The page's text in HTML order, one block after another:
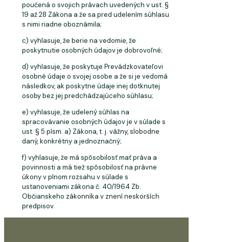
poučená o svojich právach uvedených v ust. §
19 až 28 Zákona a že sa pred udelením súhlasu
s nimi riadne oboznámila;
c) vyhlasuje, že berie na vedomie, že
poskytnutie osobných údajov je dobrovoľné;
d) vyhlasuje, že poskytuje Prevádzkovateľovi
osobné údaje o svojej osobe a že si je vedomá
následkov, ak poskytne údaje inej dotknutej
osoby bez jej predchádzajúceho súhlasu;
e) vyhlasuje, že udelený súhlas na
spracovávanie osobných údajov je v súlade s
ust. § 5 písm. a) Zákona, t. j. vážny, slobodne
daný, konkrétny a jednoznačný;
f) vyhlasuje, že má spôsobilosť mať práva a
povinnosti a má tiež spôsobilosť na právne
úkony v plnom rozsahu v súlade s
ustanoveniami zákona č. 40/1964 Zb.
Občianskeho zákonníka v znení neskorších
predpisov.